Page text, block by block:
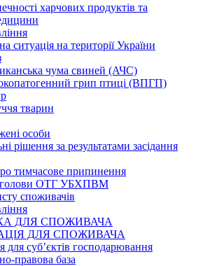
харчових продуктів та
ситуація на території України
чума свиней (АЧС)
грип птиці (ВПГП)
тварин
особи
рішення за результатами засідання
тимчасове припинення
голови ОТГ УБХПВМ
споживачів
ДЛЯ СПОЖИВАЧА
ДЛЯ СПОЖИВАЧА
для суб’єктів господарювання
правова база